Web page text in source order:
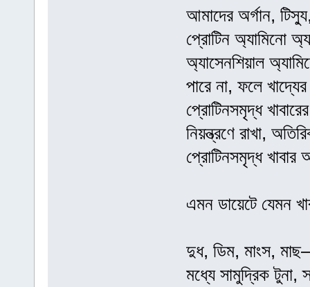
আমাদের অর্গান,
প্রোটিন অ্যামিনো
অ্যাসেনশিয়াল
পারে না, ফলে
প্রোটিনসমৃদ্ধ
নিয়ন্ত্রণে রাখা,
প্রোটিনসমৃদ্ধ খাবার
এমন ডায়েটে যেমন
দুধ, ডিম, মাংস,
মধ্যে সামুদ্রিক টুনা,